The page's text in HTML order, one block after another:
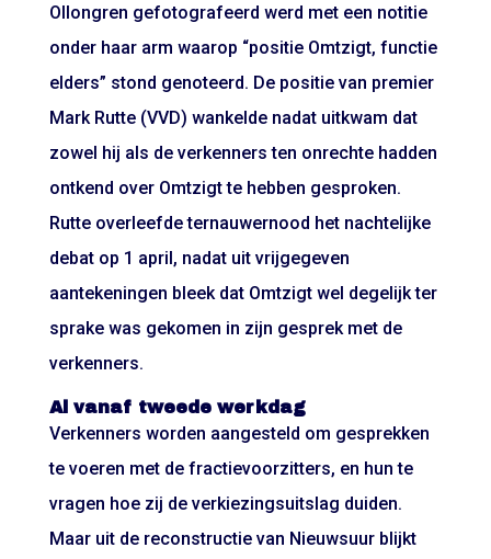
Ollongren gefotografeerd werd met een notitie
onder haar arm waarop “positie Omtzigt, functie
elders” stond genoteerd. De positie van premier
Mark Rutte (VVD) wankelde nadat uitkwam dat
zowel hij als de verkenners ten onrechte hadden
ontkend over Omtzigt te hebben gesproken.
Rutte overleefde ternauwernood het nachtelijke
debat op 1 april, nadat uit vrijgegeven
aantekeningen bleek dat Omtzigt wel degelijk ter
sprake was gekomen in zijn gesprek met de
verkenners.
Al vanaf tweede werkdag
Verkenners worden aangesteld om gesprekken
te voeren met de fractievoorzitters, en hun te
vragen hoe zij de verkiezingsuitslag duiden.
Maar uit de reconstructie van Nieuwsuur blijkt